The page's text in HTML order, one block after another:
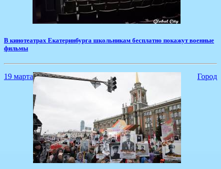
​В кинотеатрах Екатеринбурга школьникам бесплатно покажут военные
фильмы
19 марта Город